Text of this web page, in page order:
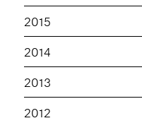
2015
2014
2013
2012